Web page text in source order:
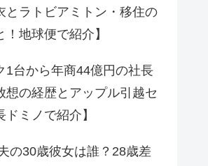
とラトビアミトン・移住の
地球便で紹介】
1台から年商44億円の社長
想の経歴とアップル引越セ
ミノで紹介】
の30歳彼女は誰？28歳差